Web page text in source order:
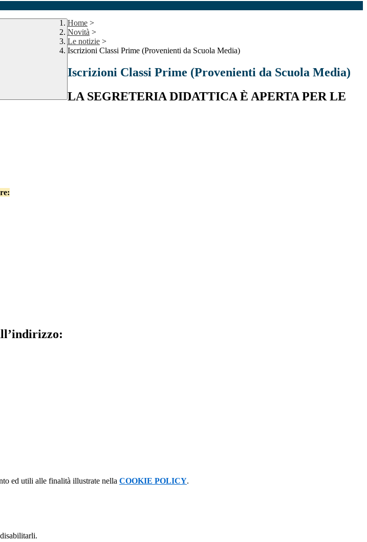
Home >
Novità >
Le notizie >
Iscrizioni Classi Prime (Provenienti da Scuola Media)
Iscrizioni Classi Prime (Provenienti da Scuola Media)
LA SEGRETERIA DIDATTICA È APERTA PER LE
ed utili alle finalità illustrate nella COOKIE POLICY.